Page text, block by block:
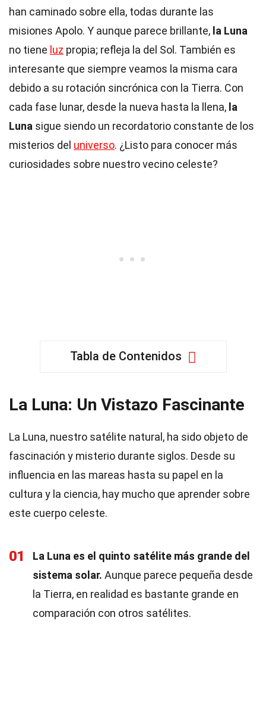
han caminado sobre ella, todas durante las
misiones Apolo. Y aunque parece brillante, la Luna
no tiene luz propia; refleja la del Sol. También es
interesante que siempre veamos la misma cara
debido a su rotación sincrónica con la Tierra. Con
cada fase lunar, desde la nueva hasta la llena, la
Luna sigue siendo un recordatorio constante de los
misterios del universo. ¿Listo para conocer más
curiosidades sobre nuestro vecino celeste?
Tabla de Contenidos
La Luna: Un Vistazo Fascinante
La Luna, nuestro satélite natural, ha sido objeto de
fascinación y misterio durante siglos. Desde su
influencia en las mareas hasta su papel en la
cultura y la ciencia, hay mucho que aprender sobre
este cuerpo celeste.
01
La Luna es el quinto satélite más grande del
sistema solar. Aunque parece pequeña desde
la Tierra, en realidad es bastante grande en
comparación con otros satélites.